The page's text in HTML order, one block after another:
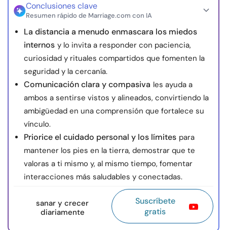
Conclusiones clave
Resumen rápido de Marriage.com con IA
La distancia a menudo enmascara los miedos
internos y lo invita a responder con paciencia,
curiosidad y rituales compartidos que fomenten la
seguridad y la cercanía.
Comunicación clara y compasiva les ayuda a
ambos a sentirse vistos y alineados, convirtiendo la
ambigüedad en una comprensión que fortalece su
vínculo.
Priorice el cuidado personal y los límites para
mantener los pies en la tierra, demostrar que te
valoras a ti mismo y, al mismo tiempo, fomentar
interacciones más saludables y conectadas.
sanar y crecer
diariamente
Suscríbete
gratis